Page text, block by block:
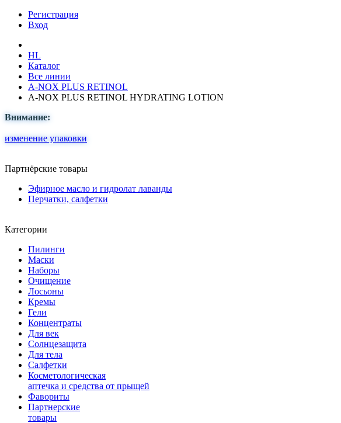
Регистрация
Вход
HL
Каталог
Все линии
A-NOX PLUS RETINOL
A-NOX PLUS RETINOL HYDRATING LOTION
Внимание:
изменение упаковки
Партнёрские товары
Эфирное масло и гидролат лаванды
Перчатки, салфетки
Категории
Пилинги
Маски
Наборы
Очищение
Лосьоны
Кремы
Гели
Концентраты
Для век
Солнцезащита
Для тела
Салфетки
Косметологическая
аптечка и средства от прыщей
Фавориты
Партнерские
товары